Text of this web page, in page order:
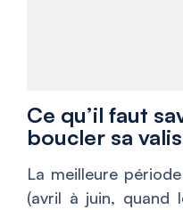
Ce qu’il faut
boucler sa
La meilleure
(avril à juin, quand